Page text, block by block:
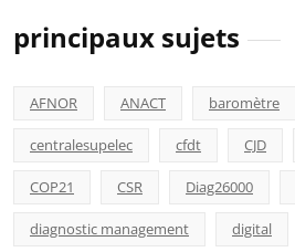
principaux sujets
AFNOR ANACT baromètre
centralesupelec cfdt CJD
COP21 CSR Diag26000
diagnostic management digital